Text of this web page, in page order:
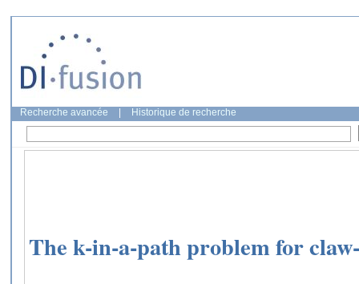
Recherche avancée Historique de recherche
The k-in-a-path problem for